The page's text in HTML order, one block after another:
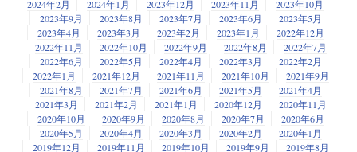
2024年2月 2024年1月 2023年12月 2023年11月
2023年10月
2023年9月
2023年8月 2023年7月 2023年6月
2023年5月
2023年4月
2023年3月 2023年2月 2023年1月
2022年12月
2022年11月
2022年10月 2022年9月 2022年8月
2022年7月
2022年6月
2022年5月 2022年4月 2022年3月
2022年2月
2022年1月
2021年12月 2021年11月 2021年10月
2021年9月
2021年8月
2021年7月 2021年6月 2021年5月
2021年4月
2021年3月
2021年2月 2021年1月 2020年12月
2020年11月
2020年10月
2020年9月 2020年8月 2020年7月
2020年6月
2020年5月
2020年4月 2020年3月 2020年2月
2020年1月
2019年12月
2019年11月 2019年10月 2019年9月
2019年8月